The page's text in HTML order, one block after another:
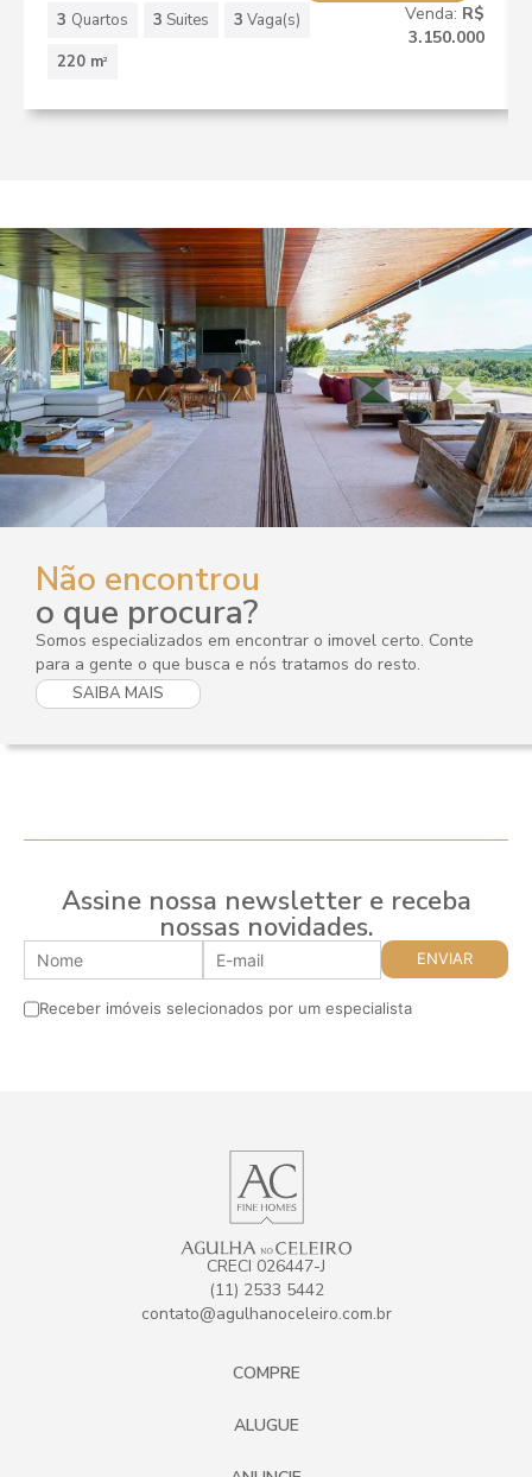
3 Quartos 3 Suites 3 Vaga(s)
220 m2
Venda: R$
3.150.000
Não encontrou
o que procura?
Somos especializados em encontrar o imovel certo. Conte
para a gente o que busca e nós tratamos do resto.
SAIBA MAIS
Assine nossa newsletter e receba
nossas novidades.
Receber imóveis selecionados por um especialista
CRECI 026447-J
(11) 2533 5442
contato@agulhanoceleiro.com.br
COMPRE
ALUGUE